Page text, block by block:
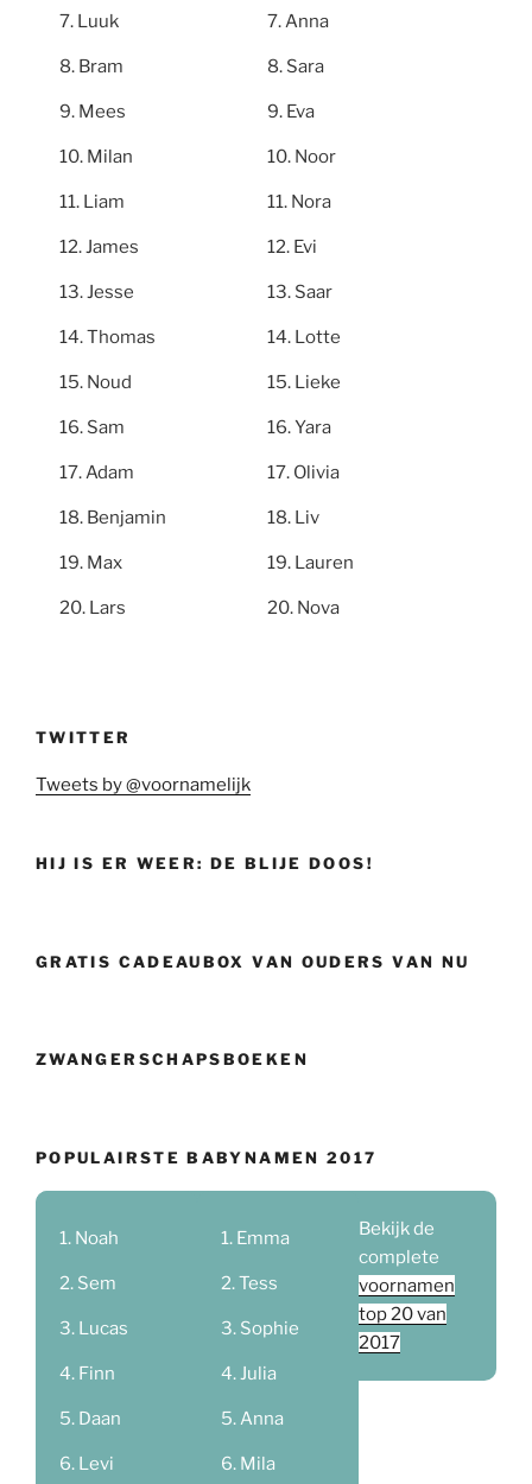
Luuk
Bram
Mees
Milan
Liam
James
Jesse
Thomas
Noud
Sam
Adam
Benjamin
Max
Lars
Anna
Sara
Eva
Noor
Nora
Evi
Saar
Lotte
Lieke
Yara
Olivia
Liv
Lauren
Nova
TWITTER
Tweets by @voornamelijk
HIJ IS ER WEER: DE BLIJE DOOS!
GRATIS CADEAUBOX VAN OUDERS VAN NU
ZWANGERSCHAPSBOEKEN
POPULAIRSTE BABYNAMEN 2017
Noah
Sem
Lucas
Finn
Daan
Levi
Emma
Tess
Sophie
Julia
Anna
Mila
Bekijk de
complete
voornamen
top 20 van
2017